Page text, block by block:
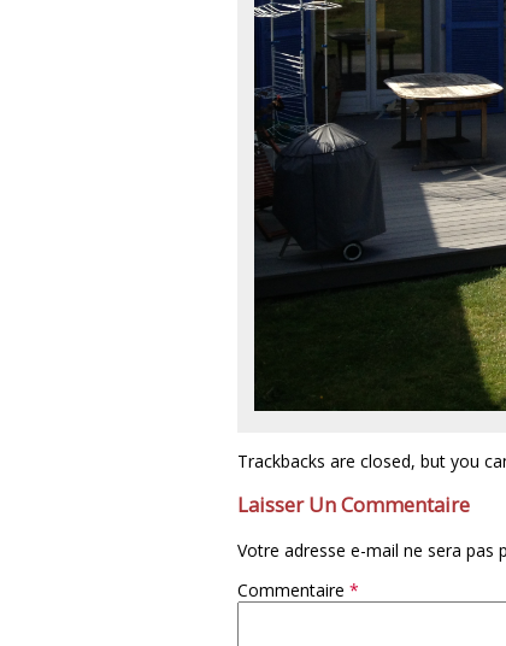
Trackbacks are closed, but you
Laisser Un Commentaire
Votre adresse e-mail ne sera pas
Commentaire *